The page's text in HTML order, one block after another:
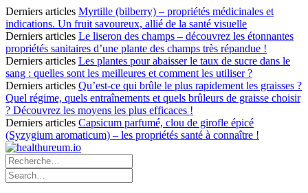
Derniers articles Myrtille (bilberry) – propriétés médicinales et
indications. Un fruit savoureux, allié de la santé visuelle
Derniers articles Le liseron des champs – découvrez les étonnantes
propriétés sanitaires d’une plante des champs très répandue !
Derniers articles Les plantes pour abaisser le taux de sucre dans le
sang : quelles sont les meilleures et comment les utiliser ?
Derniers articles Qu’est-ce qui brûle le plus rapidement les graisses ?
Quel régime, quels entraînements et quels brûleurs de graisse choisir
? Découvrez les moyens les plus efficaces !
Derniers articles Capsicum parfumé, clou de girofle épicé
(Syzygium aromaticum) – les propriétés santé à connaître !